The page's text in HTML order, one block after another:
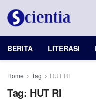
BERITA LITERASI
Home Tag HUT RI
Tag: HUT RI